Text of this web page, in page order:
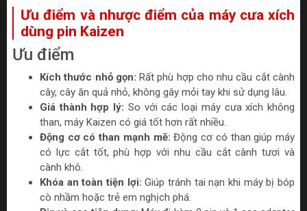
Ưu điểm và nhược điểm của máy cưa xích
dùng pin Kaizen
Ưu điểm
Kích thước nhỏ gọn: Rất phù hợp cho nhu cầu cắt cành
cây, cây ăn quả nhỏ, không gây mỏi tay khi sử dụng lâu.
Giá thành hợp lý: So với các loại máy cưa xích không
than, máy Kaizen có giá tốt hơn rất nhiều.
Động cơ có than mạnh mẽ: Động cơ có than giúp máy
có lực cắt tốt, phù hợp với nhu cầu cắt cành tươi và
cành khô.
Khóa an toàn tiện lợi: Giúp tránh tai nạn khi máy bị bóp
cò nhầm hoặc trẻ em nghịch phá.